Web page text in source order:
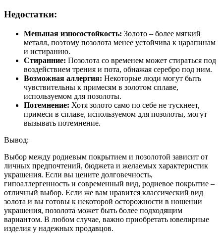
Недостатки:
Меньшая износостойкость: Золото – более мягкий
металл, поэтому позолота менее устойчива к царапинам
и истиранию.
Стиранние: Позолота со временем может стираться под
воздействием трения и пота, обнажая серебро под ним.
Возможная аллергия: Некоторые люди могут быть
чувствительны к примесям в золотом сплаве,
используемом для позолоты.
Потемнение: Хотя золото само по себе не тускнеет,
примеси в сплаве, используемом для позолоты, могут
вызывать потемнение.
Вывод:
Выбор между родиевым покрытием и позолотой зависит от
личных предпочтений, бюджета и желаемых характеристик
украшения. Если вы цените долговечность,
гипоаллергенность и современный вид, родиевое покрытие –
отличный выбор. Если же вам нравится классический вид
золота и вы готовы к некоторой осторожности в ношении
украшения, позолота может быть более подходящим
вариантом. В любом случае, важно приобретать ювелирные
изделия у надежных продавцов.